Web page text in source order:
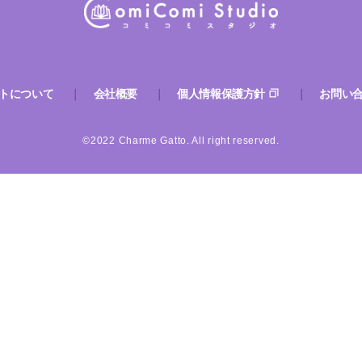
について 会社概要 個人情報保護方針 お問い
©2022 Charme Gatto. All right reserved.